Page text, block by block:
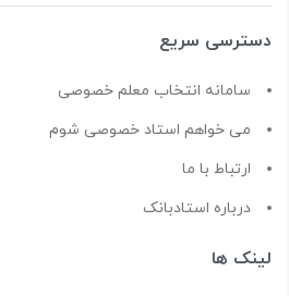
دسترسی سریع
سامانه انتخاب معلم خصوصی
می خواهم استاد خصوصی شوم
ارتباط با ما
درباره استادبانک
لینک ها